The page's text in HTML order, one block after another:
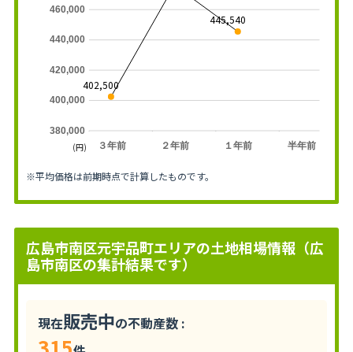
３年前 ２年前 １年前 半年前
380,000
400,000
420,000
440,000
460,000
402,500
445,540
(円)
※平均価格は前期時点で計算したものです。
広島市南区元宇品町エリアの土地相場情報（広
島市南区の集計結果です）
現在販売中の不動産数 :